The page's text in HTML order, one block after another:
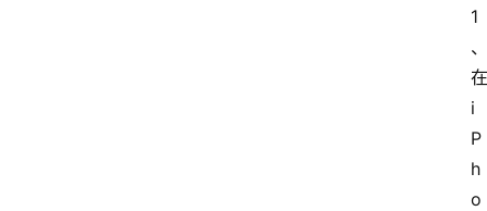
1
、
在
i
P
h
o